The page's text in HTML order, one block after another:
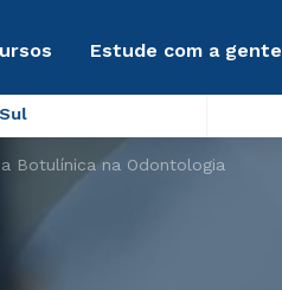
Estude com a gente
Botulínica na Odontologia